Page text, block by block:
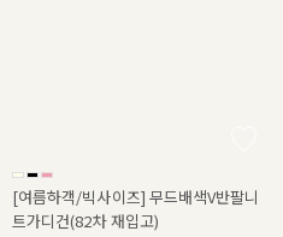
[여름하객/빅사이즈] 무드배색V반팔니
트가디건(82차 재입고)